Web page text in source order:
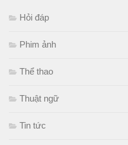
Hỏi đáp
Phim ảnh
Thể thao
Thuật ngữ
Tin tức